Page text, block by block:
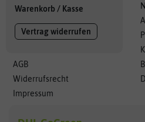
Warenkorb / Kasse
Vertrag widerrufen
AGB
Widerrufsrecht
Impressum